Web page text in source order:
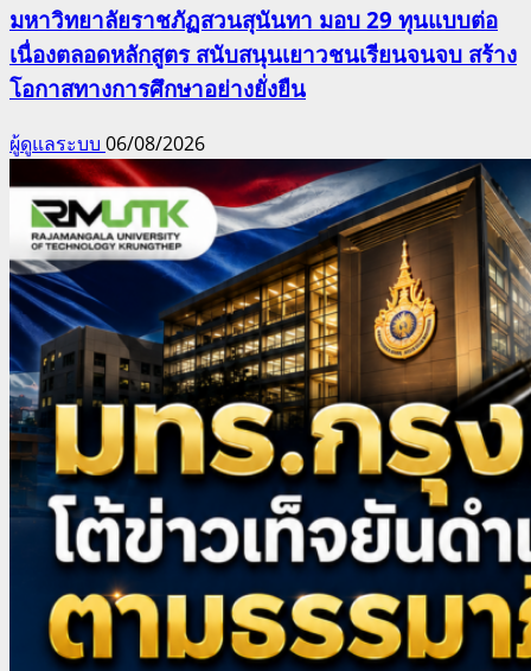
มหาวิทยาลัยราชภัฏสวนสุนันทา มอบ 29 ทุนแบบต่อ
เนื่องตลอดหลักสูตร สนับสนุนเยาวชนเรียนจนจบ สร้าง
โอกาสทางการศึกษาอย่างยั่งยืน
ผู้ดูแลระบบ 06/08/2026